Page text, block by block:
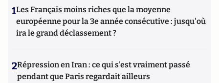
1Les Français moins riches que la moyenne
européenne pour la 3e année consécutive : jusqu'où
ira le grand déclassement ?
2Répression en Iran : ce qui s'est vraiment passé
pendant que Paris regardait ailleurs